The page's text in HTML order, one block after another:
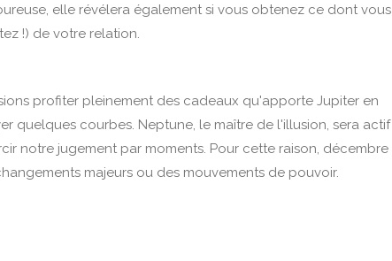
elle révélera également si vous obtenez ce dont vous
!) de votre relation.
profiter pleinement des cadeaux qu'apporte Jupiter en
quelques courbes. Neptune, le maître de l'illusion, sera actif
notre jugement par moments. Pour cette raison, décembre
majeurs ou des mouvements de pouvoir.